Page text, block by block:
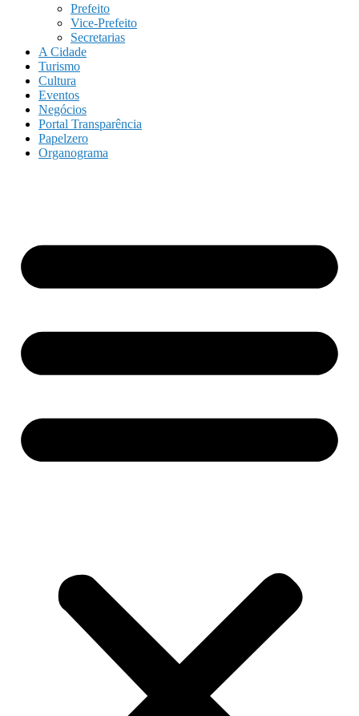
Prefeito
Vice-Prefeito
Secretarias
A Cidade
Turismo
Cultura
Eventos
Negócios
Portal Transparência
Papelzero
Organograma